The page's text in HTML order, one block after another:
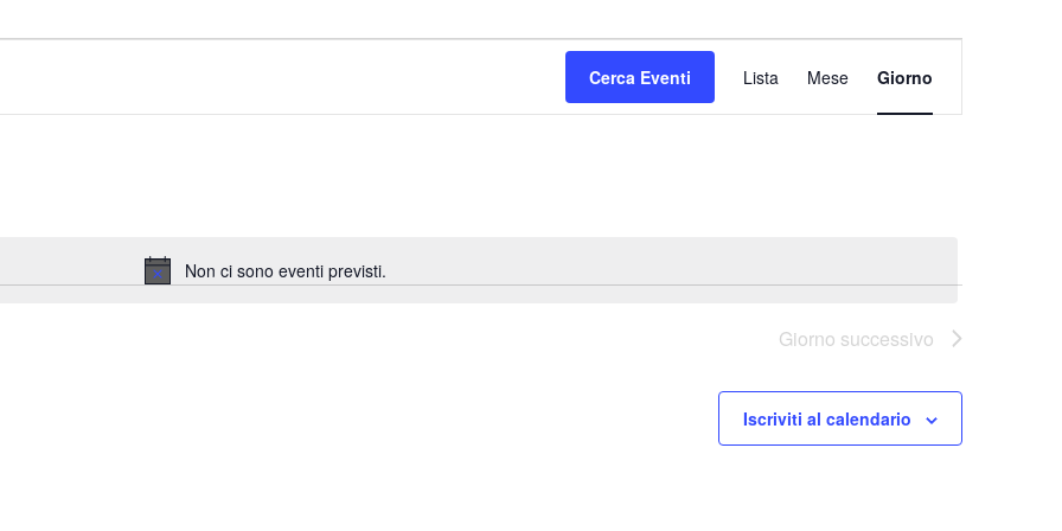
Notice
Non ci sono eventi previsti.
Cerca Eventi
Evento
Viste
Navigazione
Lista Mese Giorno
Giorno successivo
Iscriviti al calendario